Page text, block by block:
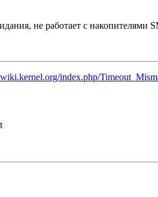
не работает с накопителями
index.php/